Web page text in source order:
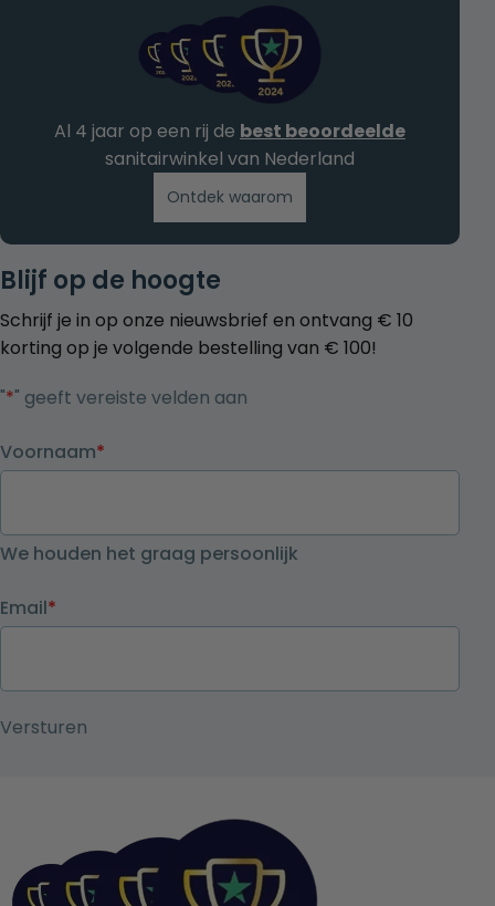
Blijf op de hoogte
Schrijf je in op onze nieuwsbrief en ontvang € 10
korting op je volgende bestelling van € 100!
"*" geeft vereiste velden aan
Voornaam*
We houden het graag persoonlijk
Email*
Al 4 jaar op een rij de best beoordeelde
sanitairwinkel van Nederland
Ontdek waarom